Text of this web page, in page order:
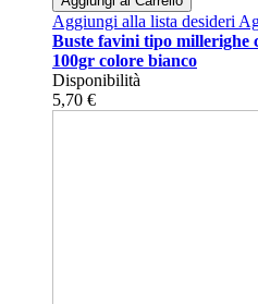
Aggiungi alla lista desideri
Buste favini tipo millerighe
100gr colore bianco
Disponibilità
5,70 €